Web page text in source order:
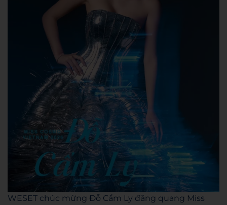
WESET chúc mừng Đỗ Cẩm Ly đăng quang Miss